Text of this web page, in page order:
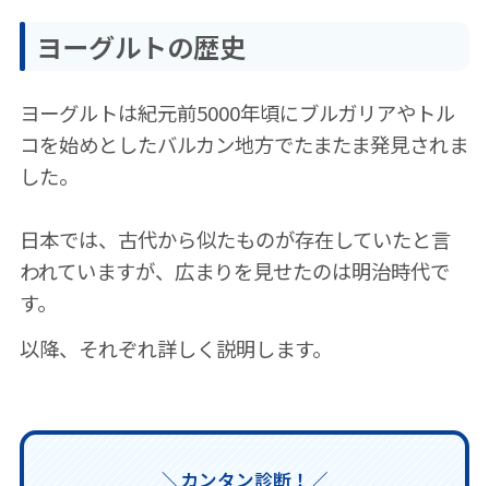
ヨーグルトの歴史
ヨーグルトは紀元前5000年頃にブルガリアやトル
コを始めとしたバルカン地方でたまたま発見されま
した。
日本では、古代から似たものが存在していたと言
われていますが、広まりを見せたのは明治時代で
す。
以降、それぞれ詳しく説明します。
＼カンタン診断！／